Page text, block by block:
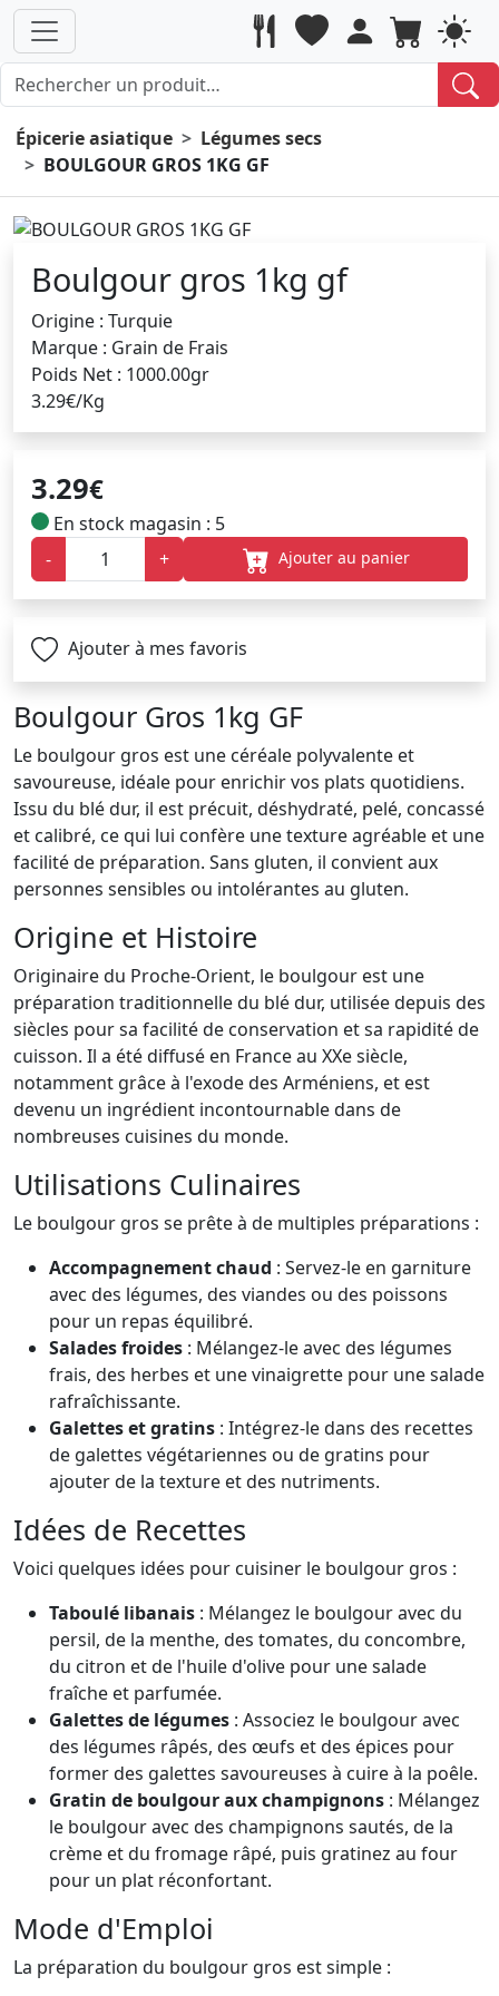
Épicerie asiatique
Légumes secs
BOULGOUR GROS 1KG GF
Boulgour gros 1kg gf
Origine : Turquie
Marque : Grain de Frais
Poids Net : 1000.00gr
3.29€/Kg
3.29€
En stock magasin : 5
-
+ Ajouter au panier
Ajouter à mes favoris
Boulgour Gros 1kg GF
Le boulgour gros est une céréale polyvalente et
savoureuse, idéale pour enrichir vos plats quotidiens.
Issu du blé dur, il est précuit, déshydraté, pelé, concassé
et calibré, ce qui lui confère une texture agréable et une
facilité de préparation. Sans gluten, il convient aux
personnes sensibles ou intolérantes au gluten.
Origine et Histoire
Originaire du Proche-Orient, le boulgour est une
préparation traditionnelle du blé dur, utilisée depuis des
siècles pour sa facilité de conservation et sa rapidité de
cuisson. Il a été diffusé en France au XXe siècle,
notamment grâce à l'exode des Arméniens, et est
devenu un ingrédient incontournable dans de
nombreuses cuisines du monde.
Utilisations Culinaires
Le boulgour gros se prête à de multiples préparations :
Accompagnement chaud : Servez-le en garniture
avec des légumes, des viandes ou des poissons
pour un repas équilibré.
Salades froides : Mélangez-le avec des légumes
frais, des herbes et une vinaigrette pour une salade
rafraîchissante.
Galettes et gratins : Intégrez-le dans des recettes
de galettes végétariennes ou de gratins pour
ajouter de la texture et des nutriments.
Idées de Recettes
Voici quelques idées pour cuisiner le boulgour gros :
Taboulé libanais : Mélangez le boulgour avec du
persil, de la menthe, des tomates, du concombre,
du citron et de l'huile d'olive pour une salade
fraîche et parfumée.
Galettes de légumes : Associez le boulgour avec
des légumes râpés, des œufs et des épices pour
former des galettes savoureuses à cuire à la poêle.
Gratin de boulgour aux champignons : Mélangez
le boulgour avec des champignons sautés, de la
crème et du fromage râpé, puis gratinez au four
pour un plat réconfortant.
Mode d'Emploi
La préparation du boulgour gros est simple :